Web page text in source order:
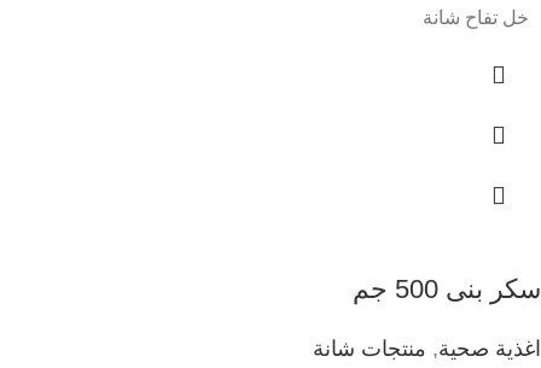
خل تفاح شانة
سكر بنى 500 جم
اغذية صحية, منتجات شانة